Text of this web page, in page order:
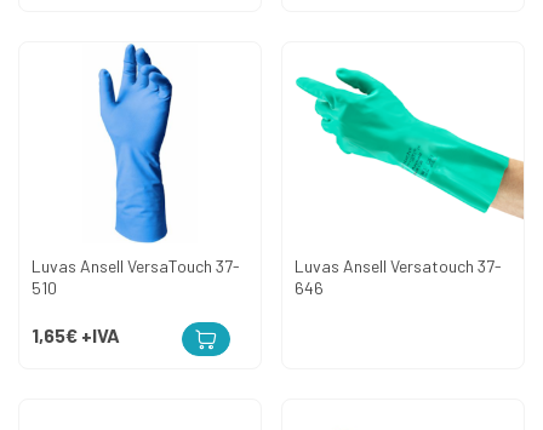
Luvas Ansell VersaTouch 37-
510
1,65€ +IVA
Luvas Ansell Versatouch 37-
646